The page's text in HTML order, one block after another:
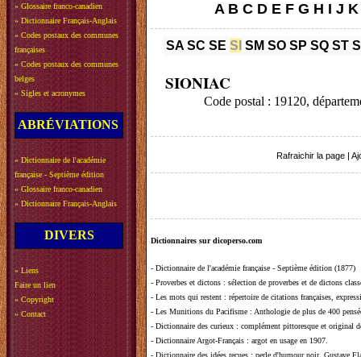
» Glossaire franco-canadien
» Dictionnaire Français-Anglais
» Codes postaux des communes
françaises
» Codes postaux des communes
belges
» Sigles et acronymes
ABRÉVIATIONS
» Dictionnaire de l'académie
française - Septième édition
» Glossaire franco-canadien
» Dictionnaire Français-Anglais
DIVERS
» Liens
Faire un lien
» Copyright
» Contact
A B C D E F G H I J K
SA SC SE SI SM SO SP SQ ST
SIONIAC
Code postal : 19120,
Rafraichir la page
Dictionnaires sur dicoperso.com
- Dictionnaire de l'académie française - Septième édition (1877)
- Proverbes et dictons : sélection de proverbes et de dictons
- Les mots qui restent : répertoire de citations françaises,
- Les Munitions du Pacifisme : Anthologie de plus de 400
- Dictionnaire des curieux : complément pittoresque et original
- Dictionnaire Argot-Français : argot en usage en 1907.
- Dictionnaire des idées reçues : perle d'humour noir, Gustave